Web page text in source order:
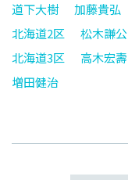
道下大樹
加藤貴弘
北海道2区
松木謙公
北海道3区
高木宏壽
増田健治